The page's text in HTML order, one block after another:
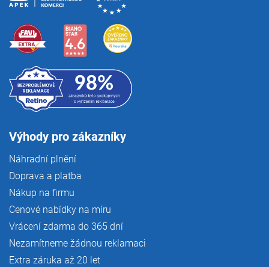
Výhody pro zákazníky
Náhradní plnění
Doprava a platba
Nákup na firmu
Cenové nabídky na míru
Vrácení zdarma do 365 dní
Nezamítneme žádnou reklamaci
Extra záruka až 20 let